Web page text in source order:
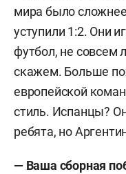
мира было
уступили 1:2. Они
футбол, не совсем
скажем. Больше
европейской
стиль. Испанцы?
ребята, но
— Ваша сборная